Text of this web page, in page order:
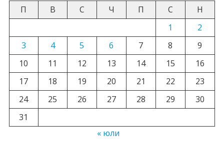
П
В С Ч П С
Н
1
2
3
4 5 6 7 8
9
10
11 12 13 14 15
16
17
18 19 20 21 22
23
24
25 26 27 28 29
30
31
« юли